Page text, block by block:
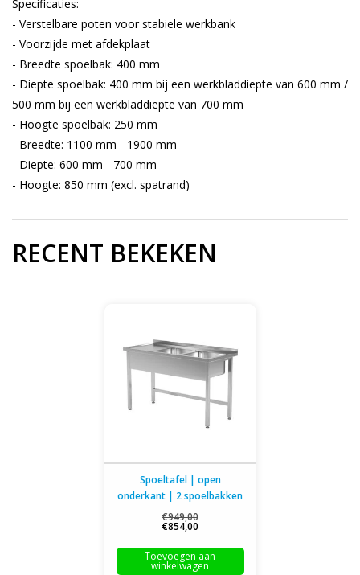
Specificaties:
- Verstelbare poten voor stabiele werkbank
- Voorzijde met afdekplaat
- Breedte spoelbak: 400 mm
- Diepte spoelbak: 400 mm bij een werkbladdiepte van 600 mm /
500 mm bij een werkbladdiepte van 700 mm
- Hoogte spoelbak: 250 mm
- Breedte: 1100 mm - 1900 mm
- Diepte: 600 mm - 700 mm
- Hoogte: 850 mm (excl. spatrand)
RECENT BEKEKEN
Spoeltafel | open
onderkant | 2 spoelbakken
rechts | 1100-1900mm
breed | 600 of 700mm diep
€949,00
€854,00
Toevoegen aan
winkelwagen